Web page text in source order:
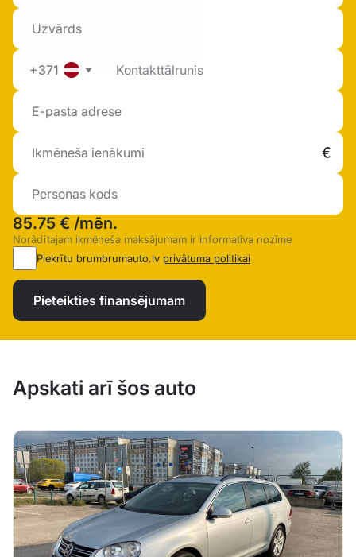
+371
85.75 € /mēn.
Norādītajam ikmēneša maksājumam ir informatīva nozīme
Piekrītu brumbrumauto.lv privātuma politikai
Pieteikties finansējumam
Apskati arī šos auto